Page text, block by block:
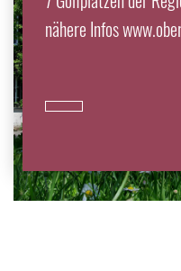
nähere Infos